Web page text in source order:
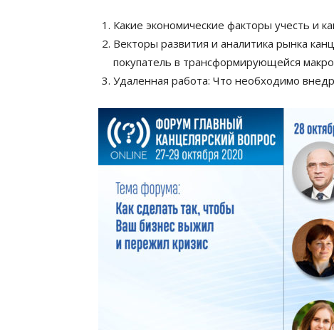
Какие экономические факторы учесть и
Векторы развития и аналитика рынка
покупатель в трансформирующейся
Удаленная работа: Что необходимо